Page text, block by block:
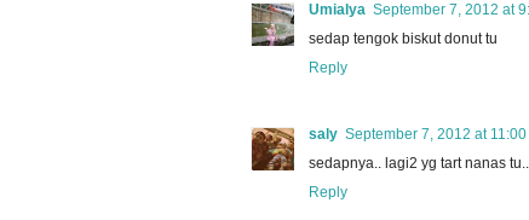
Umialya September 7, 2012 at
sedap tengok biskut donut tu
Reply
saly September 7, 2012 at 11:00
sedapnya.. lagi2 yg tart nanas
Reply